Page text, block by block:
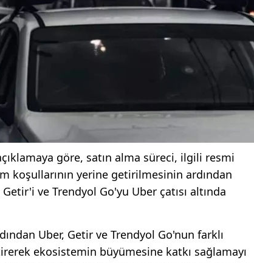
göre, satın alma süreci, ilgili resmi
koşullarının yerine getirilmesinin ardından
ve Trendyol Go'yu Uber çatısı altında
Uber, Getir ve Trendyol Go'nun farklı
ekosistemin büyümesine katkı sağlamayı